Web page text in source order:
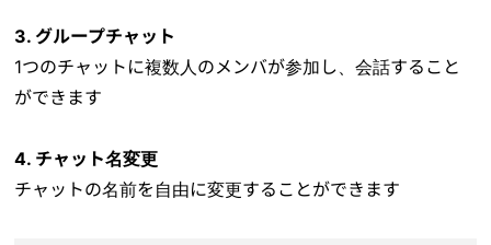
3. グループチャット
1つのチャットに複数人のメンバが参加し、会話すること
ができます
4. チャット名変更
チャットの名前を自由に変更することができます